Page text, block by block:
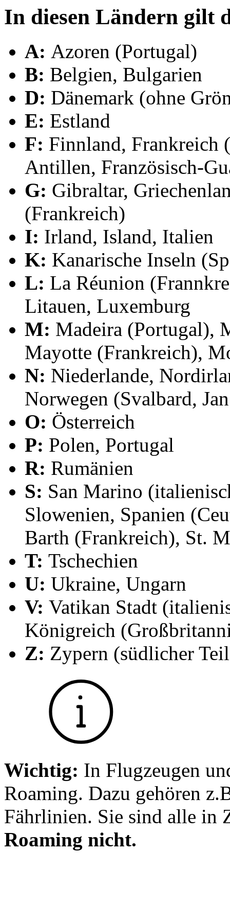
In diesen Ländern gilt
A: Azoren (Portugal)
B: Belgien, Bulgarien
D: Dänemark (ohne
E: Estland
F: Finnland, Frankreich
Antillen, Französisch-
G: Gibraltar,
(Frankreich)
I: Irland, Island, Italien
K: Kanarische Inseln
L: La Réunion
Litauen, Luxemburg
M: Madeira (Portugal),
Mayotte (Frankreich),
N: Niederlande,
Norwegen (Svalbard,
O: Österreich
P: Polen, Portugal
R: Rumänien
S: San Marino
Slowenien, Spanien
Barth (Frankreich), St.
T: Tschechien
U: Ukraine, Ungarn
V: Vatikan Stadt
Königreich
Z: Zypern (südlicher
Wichtig: In Flugzeugen
Roaming. Dazu gehören
Fährlinien. Sie sind alle in
Roaming nicht.